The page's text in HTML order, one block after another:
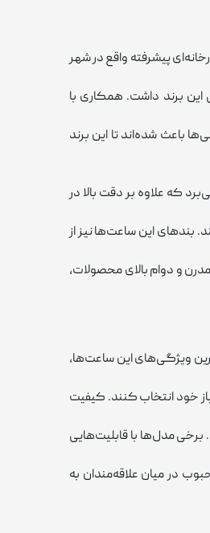
کارخانه‌ای پیشرفته واقع در شهر
این برند داشت. همکاری با
باعث شده‌اند تا این برند
که علاوه بر دقت بالا در
این ساعت‌ها نیز از
و دوام بالای محصولات،
ویژگی‌های این ساعت‌ها،
خود انتخاب کنند. کیفیت
برخی مدل‌ها با قابلیت‌هایی
در میان علاقه‌مندان به